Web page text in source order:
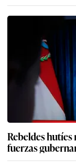
Rebeldes hutíes
fuerzas